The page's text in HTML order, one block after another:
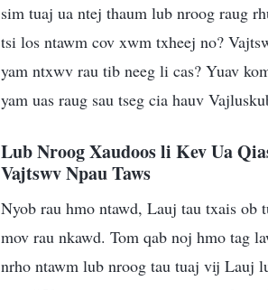
sim tuaj ua ntej thaum lub nroog raug
tsi los ntawm cov xwm txheej no?
yam ntxwv rau tib neeg li cas? Yuav
yam uas raug sau tseg cia hauv
Lub Nroog Xaudoos li Kev Ua
Vajtswv Npau Taws
Nyob rau hmo ntawd, Lauj tau txais ob
mov rau nkawd. Tom qab noj hmo tag
nrho ntawm lub nroog tau tuaj vij Lauj